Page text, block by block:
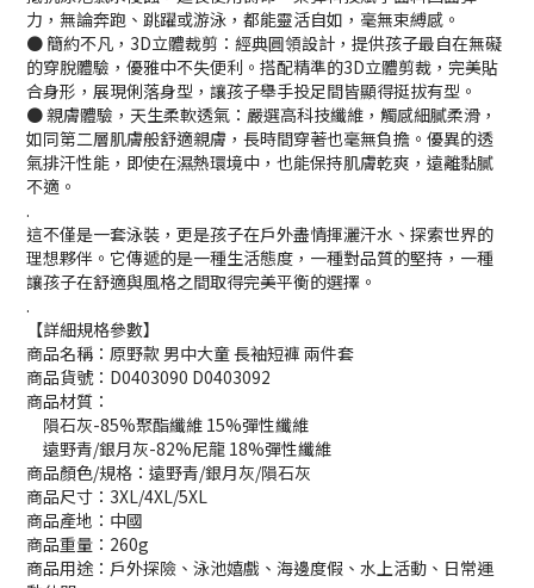
力，無論奔跑、跳躍或游泳，都能靈活自如，毫無束縛感。
● 簡約不凡，3D立體裁剪：經典圓領設計，提供孩子最自在無礙
的穿脫體驗，優雅中不失便利。搭配精準的3D立體剪裁，完美貼
合身形，展現俐落身型，讓孩子舉手投足間皆顯得挺拔有型。
● 親膚體驗，天生柔軟透氣：嚴選高科技纖維，觸感細膩柔滑，
如同第二層肌膚般舒適親膚，長時間穿著也毫無負擔。優異的透
氣排汗性能，即使在濕熱環境中，也能保持肌膚乾爽，遠離黏膩
不適。
.
這不僅是一套泳裝，更是孩子在戶外盡情揮灑汗水、探索世界的
理想夥伴。它傳遞的是一種生活態度，一種對品質的堅持，一種
讓孩子在舒適與風格之間取得完美平衡的選擇。
.
【詳細規格參數】
商品名稱：原野款 男中大童 長袖短褲 兩件套
商品貨號：D0403090 D0403092
商品材質：
隕石灰-85%聚酯纖維 15%彈性纖維
遠野青/銀月灰-82%尼龍 18%彈性纖維
商品顏色/規格：遠野青/銀月灰/隕石灰
商品尺寸：3XL/4XL/5XL
商品產地：中國
商品重量：260g
商品用途：戶外探險、泳池嬉戲、海邊度假、水上活動、日常運